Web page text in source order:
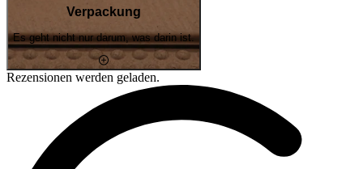
Verpackung
Es geht nicht nur darum, was darin ist.
Rezensionen werden geladen.